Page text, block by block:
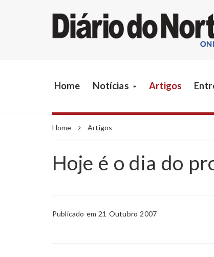
Home Notícias Artigos
Home Artigos
Hoje é o dia do
Publicado em 21 Outubro 2007